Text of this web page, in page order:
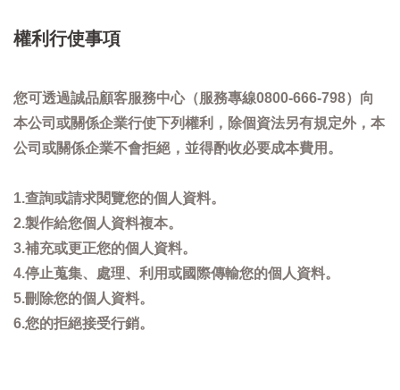
權利行使事項
您可透過誠品顧客服務中心（服務專線0800-666-798）向
本公司或關係企業行使下列權利，除個資法另有規定外，本
公司或關係企業不會拒絕，並得酌收必要成本費用。
1.查詢或請求閱覽您的個人資料。
2.製作給您個人資料複本。
3.補充或更正您的個人資料。
4.停止蒐集、處理、利用或國際傳輸您的個人資料。
5.刪除您的個人資料。
6.您的拒絕接受行銷。